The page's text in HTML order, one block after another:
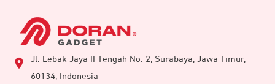
Jl. Lebak Jaya II Tengah No. 2, Surabaya, Jawa Timur,
60134, Indonesia